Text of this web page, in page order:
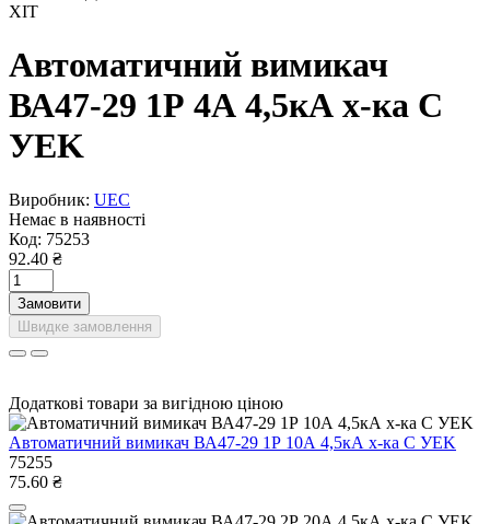
ХІТ
Автоматичний вимикач
ВА47-29 1Р 4А 4,5кА х-ка C
УEK
Виробник: UEC
Немає в наявності
Код: 75253
92.40 ₴
Замовити
Швидке замовлення
Додаткові товари за вигідною ціною
Автоматичний вимикач ВА47-29 1Р 10А 4,5кА х-ка C УEK
75255
75.60 ₴